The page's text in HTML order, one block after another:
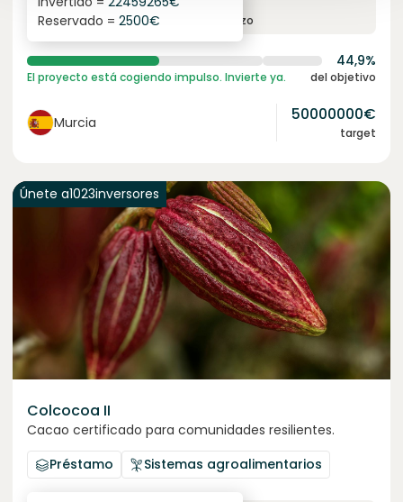
6.3%
interés anual plazo
Reservado = 2500€
44,9%
El proyecto está cogiendo impulso. Invierte ya. del objetivo
Murcia 50000000€
target
Únete a1023inversores
Colcocoa II
Cacao certificado para comunidades resilientes.
Préstamo
Sistemas agroalimentarios